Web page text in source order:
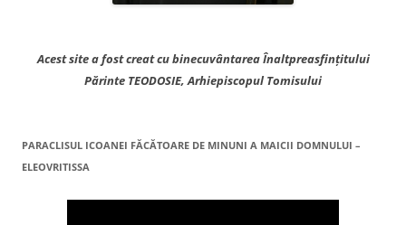
Acest site a fost creat cu binecuvântarea Înaltpreasfințitului
Părinte TEODOSIE, Arhiepiscopul Tomisului
PARACLISUL ICOANEI FĂCĂTOARE DE MINUNI A MAICII DOMNULUI –
ELEOVRITISSA